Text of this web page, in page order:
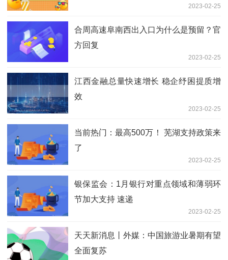
2023-02-25
合周高速阜南西出入口为什么是预留？官
方回复
2023-02-25
江西金融总量快速增长 稳企纾困提质增
效
2023-02-25
当前热门：最高500万！ 芜湖支持政策来
了
2023-02-25
银保监会：1月银行对重点领域和薄弱环
节加大支持 速递
2023-02-25
天天新消息丨外媒：中国旅游业暑期有望
全面复苏